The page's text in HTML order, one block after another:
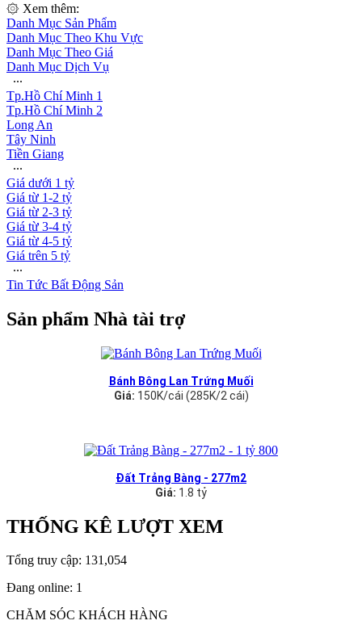
۞ Xem thêm:
Danh Mục Sản Phẩm
Danh Mục Theo Khu Vực
Danh Mục Theo Giá
Danh Mục Dịch Vụ
∙∙∙
Tp.Hồ Chí Minh 1
Tp.Hồ Chí Minh 2
Long An
Tây Ninh
Tiền Giang
∙∙∙
Giá dưới 1 tỷ
Giá từ 1-2 tỷ
Giá từ 2-3 tỷ
Giá từ 3-4 tỷ
Giá từ 4-5 tỷ
Giá trên 5 tỷ
∙∙∙
Tin Tức Bất Động Sản
Sản phẩm Nhà tài trợ
Bánh Bông Lan Trứng Muối
Giá: 150K/cái (285K/2 cái)
Đất Trảng Bàng - 277m2
Giá: 1.8 tỷ
THỐNG KÊ LƯỢT XEM
Tổng truy cập: 131,054
Đang online: 1
CHĂM SÓC KHÁCH HÀNG